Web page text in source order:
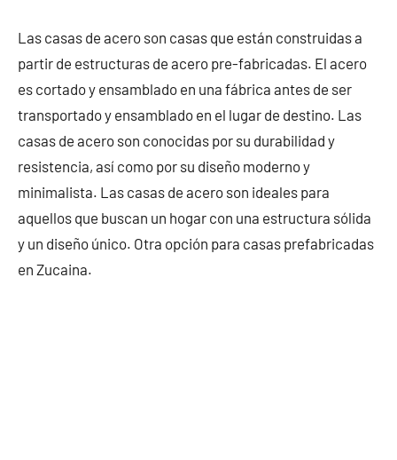
Las casas de acero son casas que están construidas a
partir de estructuras de acero pre-fabricadas. El acero
es cortado y ensamblado en una fábrica antes de ser
transportado y ensamblado en el lugar de destino. Las
casas de acero son conocidas por su durabilidad y
resistencia, así como por su diseño moderno y
minimalista. Las casas de acero son ideales para
aquellos que buscan un hogar con una estructura sólida
y un diseño único. Otra opción para casas prefabricadas
en Zucaina.